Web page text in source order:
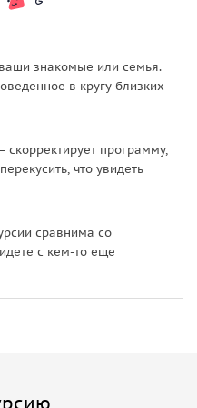
на вершину и
вами предстанут
скалы и
и ощутить
чайную церемонию,
чайной культурой и
знакомые или семья.
в кругу близких
программу,
что увидеть
сравнима со
с кем-то еще